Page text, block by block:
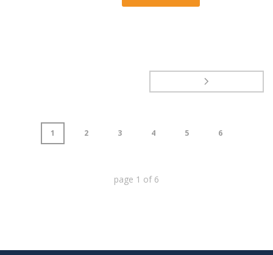
1 2 3 4 5 6
page 1 of 6